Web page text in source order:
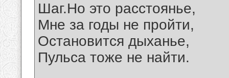
Шаг.Но это расстоянье,
Мне за годы не пройти,
Остановится дыханье,
Пульса тоже не найти.